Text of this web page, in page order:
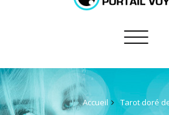
Toggle
Accueil Tarot doré